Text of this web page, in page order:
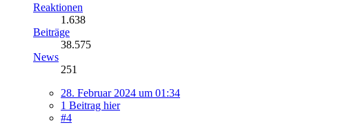
Reaktionen
1.638
Beiträge
38.575
News
251
28. Februar 2024 um 01:34
1 Beitrag hier
#4